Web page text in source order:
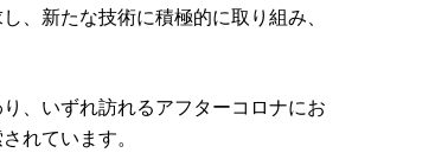
、新たな技術に積極的に取り組み、
、いずれ訪れるアフターコロナにお
れています。